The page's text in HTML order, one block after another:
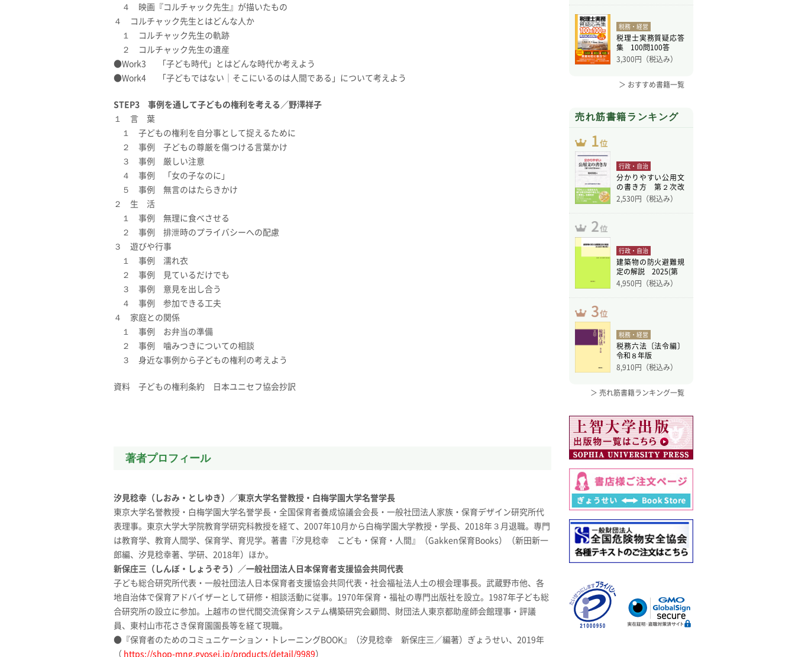
４ 映画『コルチャック先生』が描いたもの
４ コルチャック先生とはどんな人か
１ コルチャック先生の軌跡
２ コルチャック先生の遺産
●Work3 「子ども時代」とはどんな時代か考えよう
●Work4 「子どもではない│そこにいるのは人間である」について考えよう
STEP3 事例を通して子どもの権利を考える／野澤祥子
１ 言 葉
１ 子どもの権利を自分事として捉えるために
２ 事例 子どもの尊厳を傷つける言葉かけ
３ 事例 厳しい注意
４ 事例 「女の子なのに」
５ 事例 無言のはたらきかけ
２ 生 活
１ 事例 無理に食べさせる
２ 事例 排泄時のプライバシーへの配慮
３ 遊びや行事
１ 事例 濡れ衣
２ 事例 見ているだけでも
３ 事例 意見を出し合う
４ 事例 参加できる工夫
４ 家庭との関係
１ 事例 お弁当の準備
２ 事例 噛みつきについての相談
３ 身近な事例から子どもの権利の考えよう
資料 子どもの権利条約 日本ユニセフ協会抄訳
著者プロフィール
汐見稔幸（しおみ・としゆき）／東京大学名誉教授・白梅学園大学名誉学長
東京大学名誉教授・白梅学園大学名誉学長・全国保育者養成協議会会長・一般社団法人家族・保育デザイン研究所代
表理事。東京大学大学院教育学研究科教授を経て、2007年10月から白梅学園大学教授・学長、2018年３月退職。専門
は教育学、教育人間学、保育学、育児学。著書『汐見稔幸 こども・保育・人間』（Gakken保育Books）（新田新一
郎編、汐見稔幸著、学研、2018年）ほか。
新保庄三（しんぼ・しょうぞう）／一般社団法人日本保育者支援協会共同代表
子ども総合研究所代表・一般社団法人日本保育者支援協会共同代表・社会福祉法人土の根会理事長。武蔵野市他、各
地自治体で保育アドバイザーとして研修・相談活動に従事。1970年保育・福祉の専門出版社を設立。1987年子ども総
合研究所の設立に参加。上越市の世代間交流保育システム構築研究会顧問、財団法人東京都助産師会館理事・評議
員、東村山市花さき保育園園長等を経て現職。
●『保育者のためのコミュニケーション・トレーニングBOOK』（汐見稔幸 新保庄三／編著）ぎょうせい、2019年
（ https://shop-mng.gyosei.jp/products/detail/9989）
税務・経営
税理士実務質疑応答
集 100問100答
3,300円（税込み）
＞ おすすめ書籍一覧
売れ筋書籍ランキング
行政・自治
分かりやすい公用文
の書き方 第２次改
訂版
2,530円（税込み）
行政・自治
建築物の防火避難規
定の解説 2025(第
4,950円（税込み）
税務・経営
税務六法〔法令編〕
令和８年版
8,910円（税込み）
＞ 売れ筋書籍ランキング一覧